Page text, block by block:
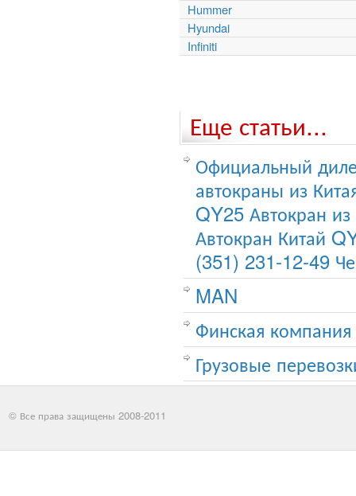
Hummer
Hyundai
Infiniti
Еще статьи...
Официальный
автокраны из
QY25 Автокран
Автокран Китай
(351) 231-12-49 Че
MAN
Финская компания
Грузовые
© Все права защищены 2008-2011